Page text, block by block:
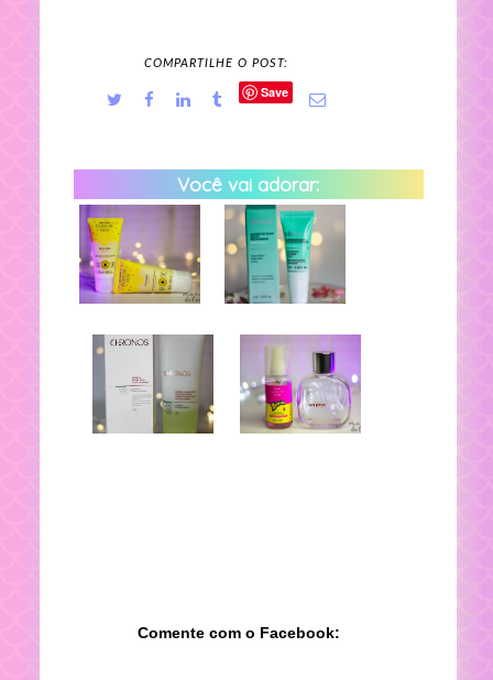
COMPARTILHE O POST:
Save
Você vai adorar:
Comente com o Facebook: